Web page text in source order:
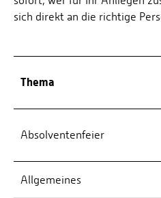
sich direkt an die richtige
Thema
Absolventenfeier
Allgemeines